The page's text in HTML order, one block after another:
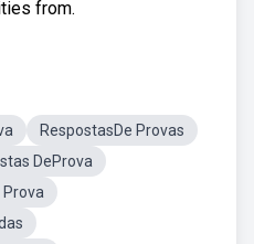
from.
RespostasDe Provas
DeProva